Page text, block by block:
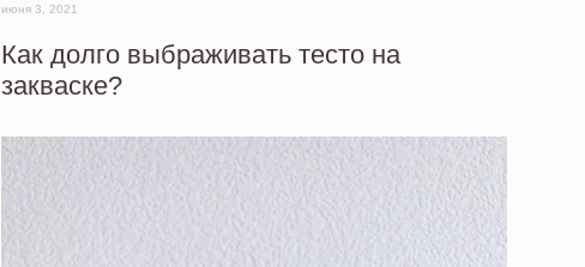
июня 3, 2021
Как долго выбраживать тесто на
закваске?